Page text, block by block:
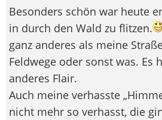
Besonders schön war heute
in durch den Wald zu flitzen.
ganz anderes als meine
Feldwege oder sonst was. Es
anderes Flair.
Auch meine verhasste
nicht mehr so verhasst, die